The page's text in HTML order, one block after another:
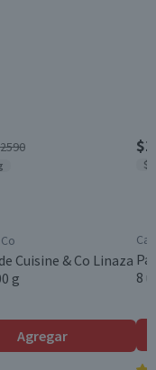
Cuisine & Co Linaza
g
Agregar
8